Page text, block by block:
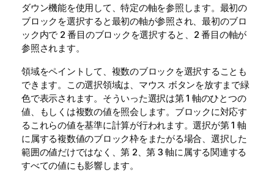
ダウン機能を使用して、特定の軸を参照します。最初の
ブロックを選択すると最初の軸が参照され、最初のブロ
ック内で 2 番目のブロックを選択すると、2 番目の軸が
参照されます。
領域をペイントして、複数のブロックを選択することも
できます。この選択領域は、マウス ボタンを放すまで緑
色で表示されます。そういった選択は第 1 軸のひとつの
値、もしくは複数の値を照会します。ブロックに対応す
るこれらの値を基準に計算が行われます。選択が第 1 軸
に属する複数値のブロック枠をまたがる場合、選択した
範囲の値だけではなく、第 2、第 3 軸に属する関連する
すべての値にも影響します。